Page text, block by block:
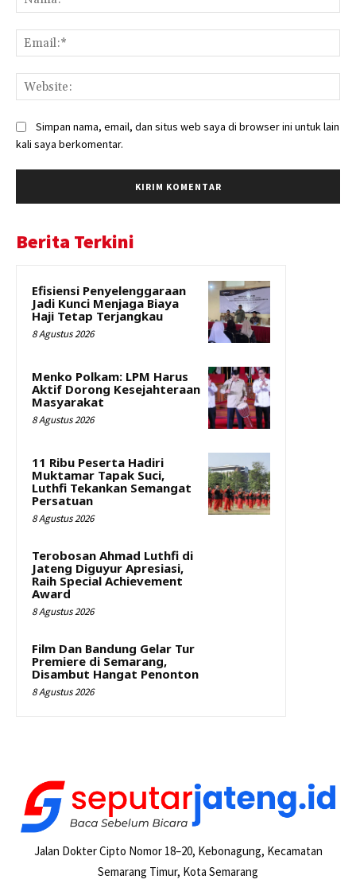
Simpan nama, email, dan situs web saya di browser ini untuk lain
kali saya berkomentar.
Berita Terkini
Efisiensi Penyelenggaraan
Jadi Kunci Menjaga Biaya
Haji Tetap Terjangkau
8 Agustus 2026
Menko Polkam: LPM Harus
Aktif Dorong Kesejahteraan
Masyarakat
8 Agustus 2026
11 Ribu Peserta Hadiri
Muktamar Tapak Suci,
Luthfi Tekankan Semangat
Persatuan
8 Agustus 2026
Terobosan Ahmad Luthfi di
Jateng Diguyur Apresiasi,
Raih Special Achievement
Award
8 Agustus 2026
Film Dan Bandung Gelar Tur
Premiere di Semarang,
Disambut Hangat Penonton
8 Agustus 2026
Jalan Dokter Cipto Nomor 18–20, Kebonagung, Kecamatan
Semarang Timur, Kota Semarang